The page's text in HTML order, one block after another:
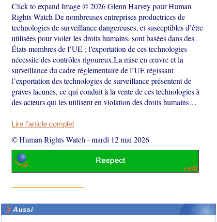
Click to expand Image © 2026 Glenn Harvey pour Human
Rights Watch De nombreuses entreprises productrices de
technologies de surveillance dangereuses, et susceptibles d’être
utilisées pour violer les droits humains, sont basées dans des
États membres de l’UE ; l'exportation de ces technologies
nécessite des contrôles rigoureux.La mise en œuvre et la
surveillance du cadre réglementaire de l’UE régissant
l’exportation des technologies de surveillance présentent de
graves lacunes, ce qui conduit à la vente de ces technologies à
des acteurs qui les utilisent en violation des droits humains…
Lire l'article complet
© Human Rights Watch -mardi 12 mai 2026
Aussi